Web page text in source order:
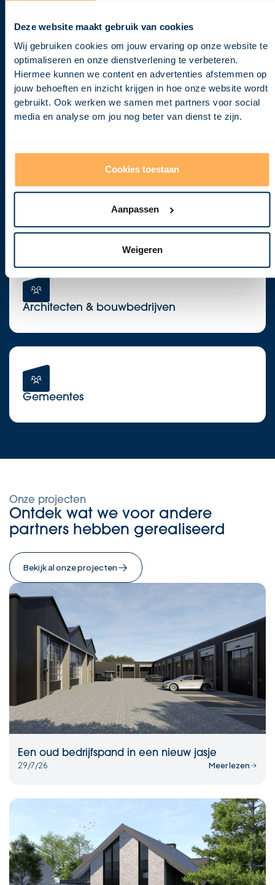
Deze website maakt gebruik van cookies
Wij gebruiken cookies om jouw ervaring op onze website te
optimaliseren en onze dienstverlening te verbeteren.
Hiermee kunnen we content en advertenties afstemmen op
jouw behoeften en inzicht krijgen in hoe onze website wordt
gebruikt. Ook werken we samen met partners voor social
media en analyse om jou nog beter van dienst te zijn.
Cookies toestaan
Aanpassen
Weigeren
Samenwerken met Visional
Wij bieden de expertise die nodig is om jouw ambities zonder
gedoe werkelijkheid te maken.
Architecten & bouwbedrijven
Gemeentes
Onze projecten
Ontdek wat we voor andere
partners hebben gerealiseerd
Bekijk al onze projecten
Een oud bedrijfspand in een nieuw jasje
29/7/26
Meer lezen